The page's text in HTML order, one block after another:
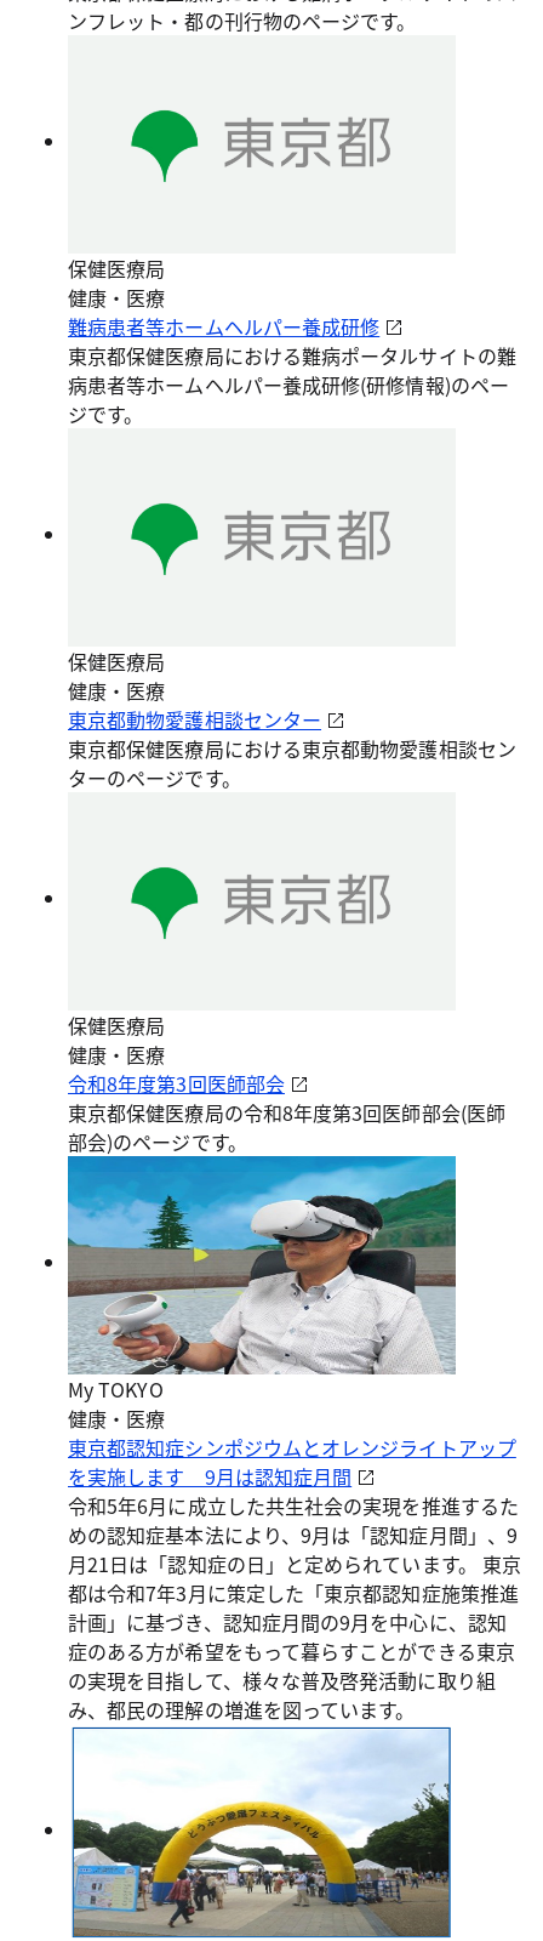
ンフレット・都の刊行物のページです。
保健医療局
健康・医療
難病患者等ホームヘルパー養成研修
東京都保健医療局における難病ポータルサイトの難
病患者等ホームヘルパー養成研修(研修情報)のペー
ジです。
保健医療局
健康・医療
東京都動物愛護相談センター
東京都保健医療局における東京都動物愛護相談セン
ターのページです。
保健医療局
健康・医療
令和8年度第3回医師部会
東京都保健医療局の令和8年度第3回医師部会(医師
部会)のページです。
My TOKYO
健康・医療
東京都認知症シンポジウムとオレンジライトアップ
を実施します 9月は認知症月間
令和5年6月に成立した共生社会の実現を推進するた
めの認知症基本法により、9月は「認知症月間」、9
月21日は「認知症の日」と定められています。 東京
都は令和7年3月に策定した「東京都認知症施策推進
計画」に基づき、認知症月間の9月を中心に、認知
症のある方が希望をもって暮らすことができる東京
の実現を目指して、様々な普及啓発活動に取り組
み、都民の理解の増進を図っています。